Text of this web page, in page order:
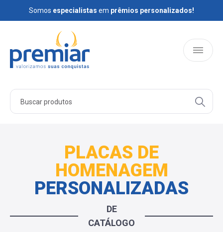
Somos especialistas em prêmios personalizados!
Somosespecialistas emprêmios personalizados!
HOME
QUEM SOMOS
BLOG
PERGUNTAS FREQUENTES
PLACAS DE
HOMENAGEM
PERSONALIZADAS
DE
CATÁLOGO